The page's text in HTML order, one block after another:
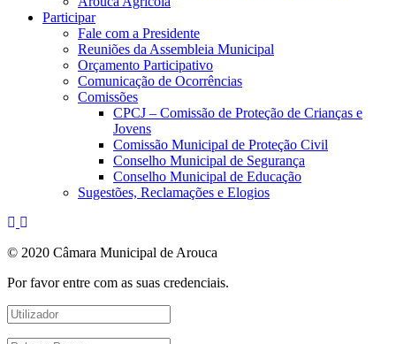
Participar
Fale com a Presidente
Reuniões da Assembleia Municipal
Orçamento Participativo
Comunicação de Ocorrências
Comissões
CPCJ – Comissão de Proteção de Crianças e
Jovens
Comissão Municipal de Proteção Civil
Conselho Municipal de Segurança
Conselho Municipal de Educação
Sugestões, Reclamações e Elogios
© 2020 Câmara Municipal de Arouca
Por favor entre com as suas credenciais.